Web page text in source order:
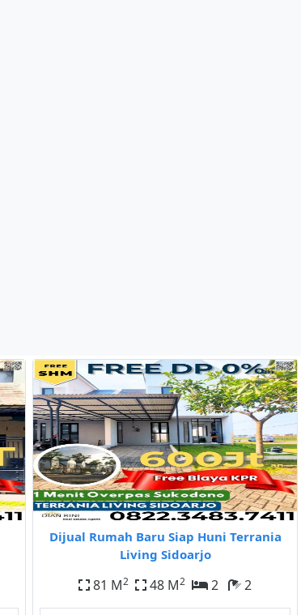
Dijual Rumah Baru Siap Huni Terrania
Living Sidoarjo
81 M2 48 M2 2 2